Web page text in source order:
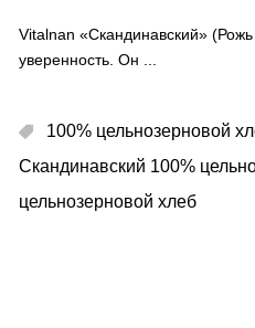
Vitalnan «Скандинавский»
уверенность. Он
100% цельнозерновой
Скандинавский 100%
цельнозерновой хлеб